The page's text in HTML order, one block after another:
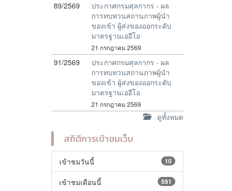
89/2569
ประกาศกรมศุลกากร - ผล
การทบทวนสถานภาพผู้นำ
ของเข้า ผู้ส่งของออกระดับ
มาตรฐานเออีโอ
21 กรกฎาคม 2569
91/2569
ประกาศกรมศุลกากร - ผล
การทบทวนสถานภาพผู้นำ
ของเข้า ผู้ส่งของออกระดับ
มาตรฐานเออีโอ
21 กรกฎาคม 2569
ดูทั้งหมด
สถิติการเข้าชมเว็บ
10
เข้าชมวันนี้
591
เข้าชมเดือนนี้